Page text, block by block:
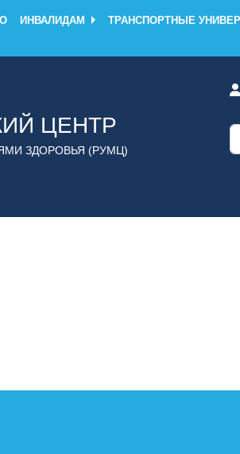
ИНВАЛИДАМ ТРАНСПОРТНЫЕ
ЦЕНТР
ЗДОРОВЬЯ (РУМЦ)